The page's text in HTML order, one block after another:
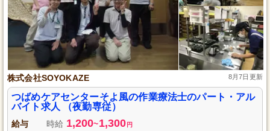
株式会社SOYOKAZE 8月7日更新
つばめケアセンターそよ風の作業療法士のパート・アル
バイト求人 （夜勤専従）
給与 時給 1,200~1,300 円